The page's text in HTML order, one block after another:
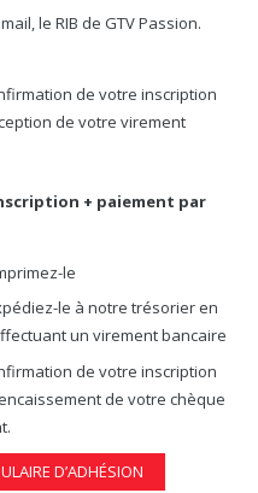
le RIB de GTV Passion.
de votre inscription
de votre virement
+ paiement par
le
le à notre trésorier en
un virement bancaire
de votre inscription
de votre chèque
D’ADHÉSION